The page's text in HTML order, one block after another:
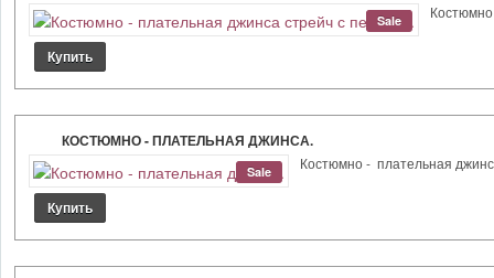
Sale
КОСТЮМНО - ПЛАТЕЛЬНАЯ ДЖИНСА.
Sale Костюмно - плательная